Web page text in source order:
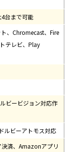
台まで可能
、Chromecast、Fire
テレビ、Play
ビービジョン対応作
ルビーアトモス対応
済、Amazonアプリ